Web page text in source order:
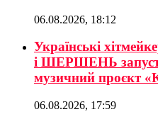
06.08.2026, 18:12
Українські
і ШЕРШЕНЬ
музичний проєкт
06.08.2026, 17:59